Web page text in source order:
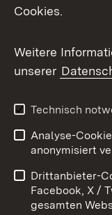
Messenger
Social Wall
X / Twitter
Youtube
Datenschutz
Cookies.
Weitere
unserer
Technisch
Analyse-
anonymisiert
Drittanbieter-
Facebook, X /
gesamten